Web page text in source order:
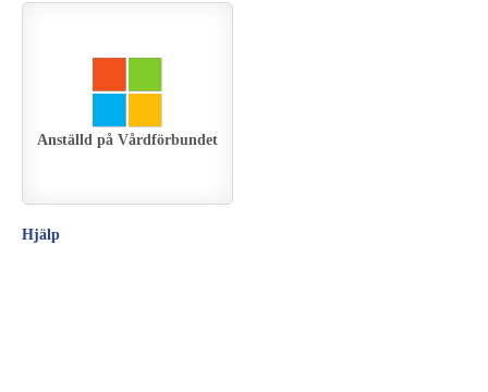
Anställd på Vårdförbundet
Hjälp